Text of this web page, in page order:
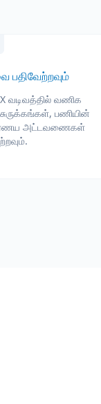
வடிவத்தில் வணிக
பணியின்
அட்டவணைகள்